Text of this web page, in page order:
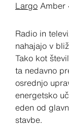
Largo Amber
Radio in
nahajajo v
Tako kot
ta nedavno
osrednjo
energetsko
eden od
stavbe.